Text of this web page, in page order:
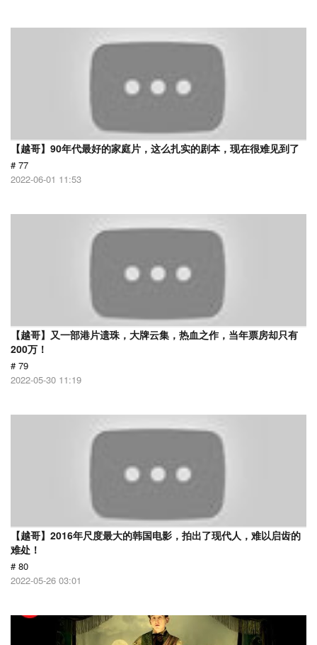
【越哥】90年代最好的家庭片，这么扎实的剧本，现在很难见到了
# 77
2022-06-01 11:53
【越哥】又一部港片遗珠，大牌云集，热血之作，当年票房却只有
200万！
# 79
2022-05-30 11:19
【越哥】2016年尺度最大的韩国电影，拍出了现代人，难以启齿的
难处！
# 80
2022-05-26 03:01